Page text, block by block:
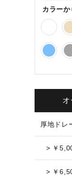
カラーか
厚地ドレ
> ￥
> ￥